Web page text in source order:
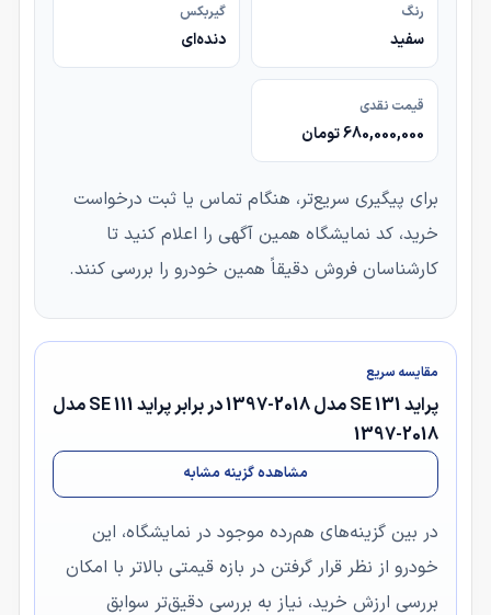
رنگ
سفید
گیربکس
دنده‌ای
قیمت نقدی
680,000,000 تومان
برای پیگیری سریع‌تر، هنگام تماس یا ثبت درخواست
خرید، کد نمایشگاه همین آگهی را اعلام کنید تا
کارشناسان فروش دقیقاً همین خودرو را بررسی کنند.
مقایسه سریع
پراید 131 SE مدل 2018-1397 در برابر پراید 111 SE مدل
2018-1397
مشاهده گزینه مشابه
در بین گزینه‌های هم‌رده موجود در نمایشگاه، این
خودرو از نظر قرار گرفتن در بازه قیمتی بالاتر با امکان
بررسی ارزش خرید، نیاز به بررسی دقیق‌تر سوابق